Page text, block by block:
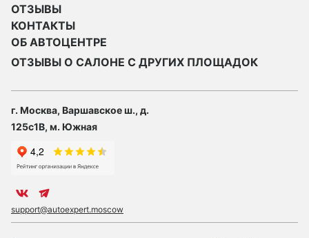
ОТЗЫВЫ
КОНТАКТЫ
ОБ АВТОЦЕНТРЕ
ОТЗЫВЫ О САЛОНЕ С ДРУГИХ ПЛОЩАДОК
г. Москва, Варшавское ш., д.
125с1В, м. Южная
support@autoexpert.moscow